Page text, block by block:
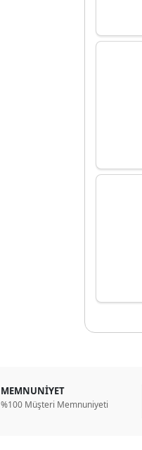
MEMNUNİYET
%100 Müşteri Memnuniyeti